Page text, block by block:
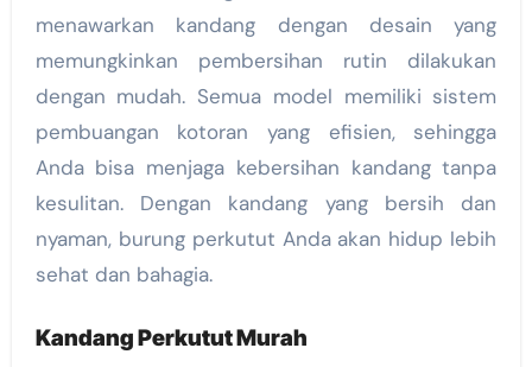
menawarkan kandang dengan desain yang
memungkinkan pembersihan rutin dilakukan
dengan mudah. Semua model memiliki sistem
pembuangan kotoran yang efisien, sehingga
Anda bisa menjaga kebersihan kandang tanpa
kesulitan. Dengan kandang yang bersih dan
nyaman, burung perkutut Anda akan hidup lebih
sehat dan bahagia.
Kandang Perkutut Murah